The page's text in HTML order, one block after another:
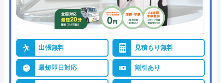
出張無料 見積もり無料
最短即日対応 割引あり